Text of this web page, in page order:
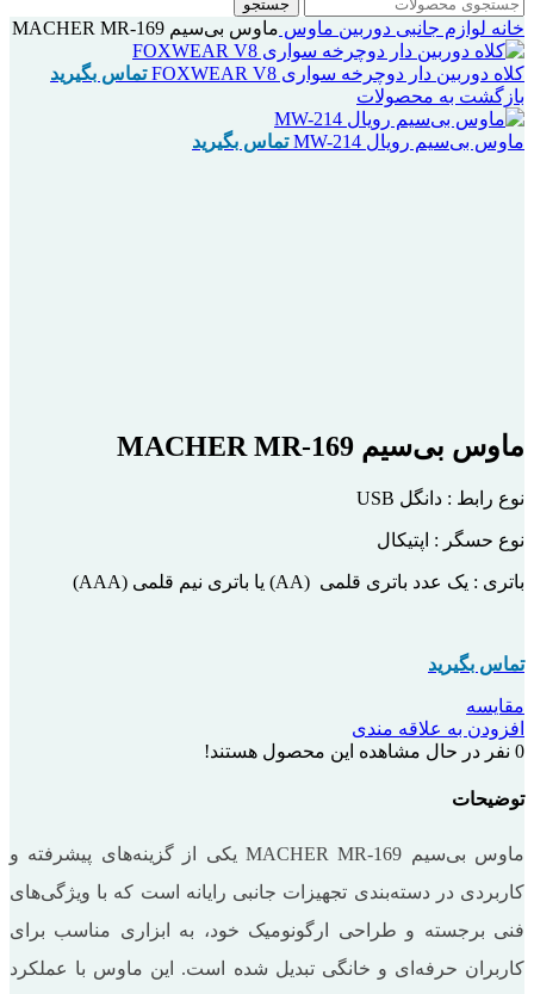
جستجو
خانه لوازم جانبی دوربین ماوس ماوس بی‌سیم MACHER MR-169
کلاه دوربین دار دوچرخه سواری FOXWEAR V8
تماس بگیرید
بازگشت به محصولات
ماوس بی‌سیم رویال MW-214
تماس بگیرید
ماوس بی‌سیم MACHER MR-169
نوع رابط : دانگل USB
نوع حسگر : اپتیکال
باتری : یک عدد باتری قلمی (AA) یا باتری نیم قلمی (AAA)
تماس بگیرید
مقایسه
افزودن به علاقه مندی
0 نفر در حال مشاهده این محصول هستند!
توضیحات
ماوس بی‌سیم MACHER MR-169 یکی از گزینه‌های پیشرفته و
کاربردی در دسته‌بندی تجهیزات جانبی رایانه است که با ویژگی‌های
فنی برجسته و طراحی ارگونومیک خود، به ابزاری مناسب برای
کاربران حرفه‌ای و خانگی تبدیل شده است. این ماوس با عملکرد